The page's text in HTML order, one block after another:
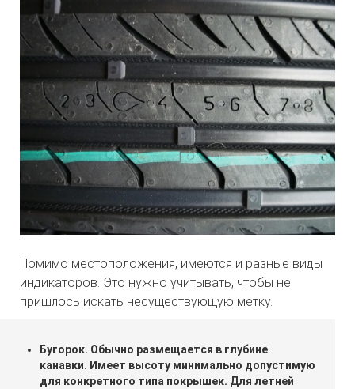
Помимо местоположения, имеются и разные виды
индикаторов. Это нужно учитывать, чтобы не
пришлось искать несуществующую метку.
Бугорок. Обычно размещается в глубине
канавки. Имеет высоту минимально допустимую
для конкретного типа покрышек. Для летней